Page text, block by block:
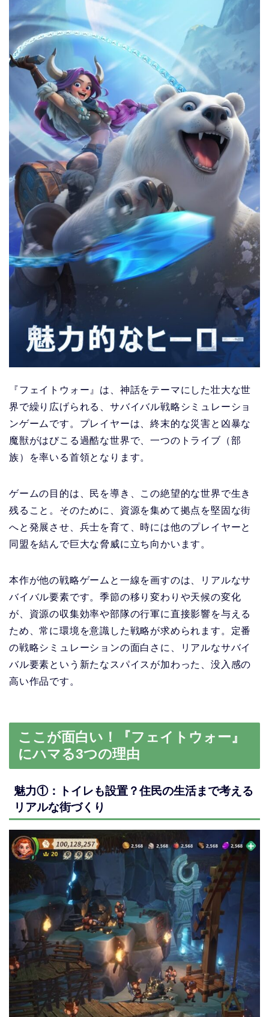
『フェイトウォー』は、神話をテーマにした壮大な世
界で繰り広げられる、サバイバル戦略シミュレーショ
ンゲームです。プレイヤーは、終末的な災害と凶暴な
魔獣がはびこる過酷な世界で、一つのトライブ（部
族）を率いる首領となります。
ゲームの目的は、民を導き、この絶望的な世界で生き
残ること。そのために、資源を集めて拠点を堅固な街
へと発展させ、兵士を育て、時には他のプレイヤーと
同盟を結んで巨大な脅威に立ち向かいます。
本作が他の戦略ゲームと一線を画すのは、リアルなサ
バイバル要素です。季節の移り変わりや天候の変化
が、資源の収集効率や部隊の行軍に直接影響を与える
ため、常に環境を意識した戦略が求められます。定番
の戦略シミュレーションの面白さに、リアルなサバイ
バル要素という新たなスパイスが加わった、没入感の
高い作品です。
ここが面白い！『フェイトウォー』
にハマる3つの理由
魅力①：トイレも設置？住民の生活まで考える
リアルな街づくり